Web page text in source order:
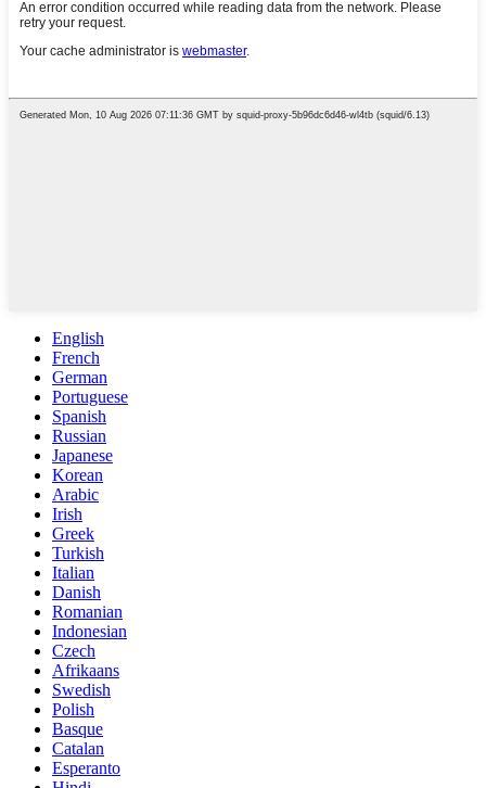
English
French
German
Portuguese
Spanish
Russian
Japanese
Korean
Arabic
Irish
Greek
Turkish
Italian
Danish
Romanian
Indonesian
Czech
Afrikaans
Swedish
Polish
Basque
Catalan
Esperanto